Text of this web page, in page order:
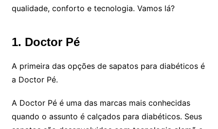
qualidade, conforto e tecnologia. Vamos lá?
1. Doctor Pé
A primeira das opções de sapatos para diabéticos é
a Doctor Pé.
A Doctor Pé é uma das marcas mais conhecidas
quando o assunto é calçados para diabéticos. Seus